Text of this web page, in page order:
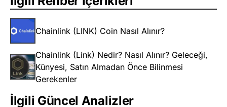
Chainlink (LINK) Coin Nasıl Alınır?
Chainlink (Link) Nedir? Nasıl Alınır? Geleceği,
Künyesi, Satın Almadan Önce Bilinmesi
Gerekenler
İlgili Güncel Analizler